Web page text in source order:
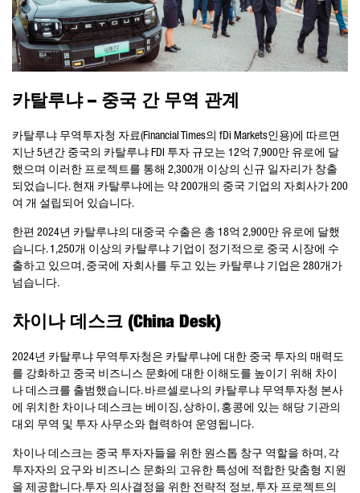
카탈루냐 – 중국 간 무역 관계
카탈루냐 무역투자청 자료(Financial Times의 fDi Markets인용)에 따르면
지난 5년간 중국의 카탈루냐 FDI 투자 규모는 12억 7,900만 유로에 달
했으며 이러한 프로젝트를 통해 2,300개 이상의 신규 일자리가 창출
되었습니다. 현재 카탈루냐에는 약 200개의 중국 기업의 자회사가 200
여 개 설립되어 있습니다.
한편 2024년 카탈루냐의 대중국 수출은 총 18억 2,900만 유로에 달했
습니다. 1,250개 이상의 카탈루냐 기업이 정기적으로 중국 시장에 수
출하고 있으며, 중국에 자회사를 두고 있는 카탈루냐 기업은 280개가
넘습니다.
차이나 데스크 (China Desk)
2024년 카탈루냐 무역투자청은 카탈루냐에 대한 중국 투자의 매력도
를 강화하고 중국 비즈니스 문화에 대한 이해도를 높이기 위해 차이
나 데스크를 출범했습니다. 바르셀로나의 카탈루냐 무역투자청 본사
에 위치한 차이나 데스크는 베이징, 상하이, 홍콩에 있는 해당 기관의
대외 무역 및 투자 사무소와 협력하여 운영됩니다.
차이나 데스크는 중국 투자자들을 위한 원스톱 창구 역할을 하며, 각
투자자의 요구와 비즈니스 문화의 고유한 특성에 적합한 맞춤형 지원
을 제공합니다.투자 의사결정을 위한 전략적 정보, 투자 프로젝트의